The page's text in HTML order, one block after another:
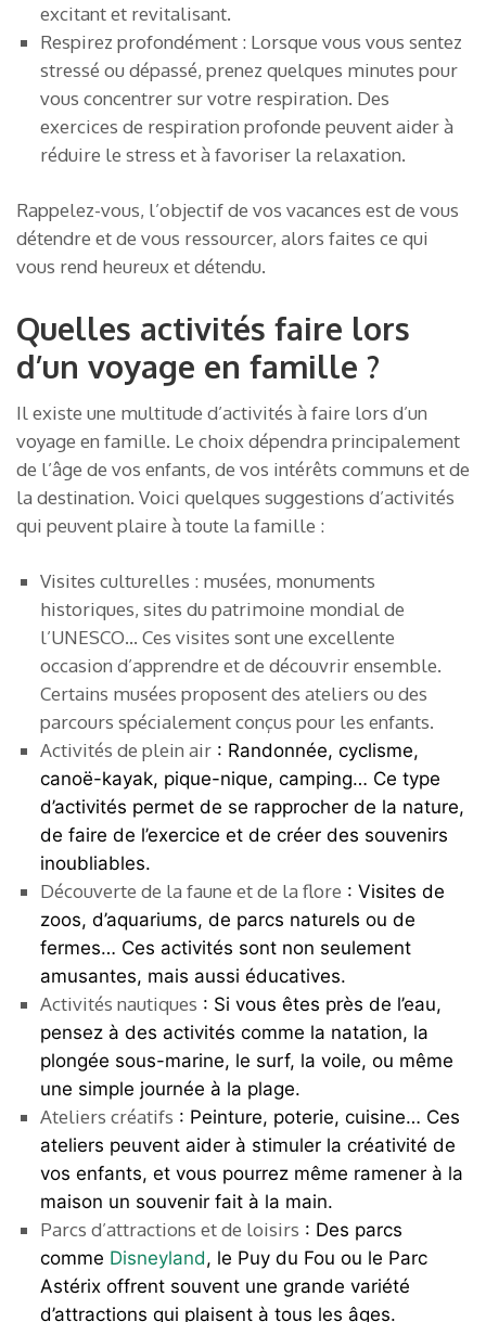
excitant et revitalisant.
Respirez profondément : Lorsque vous vous sentez
stressé ou dépassé, prenez quelques minutes pour
vous concentrer sur votre respiration. Des
exercices de respiration profonde peuvent aider à
réduire le stress et à favoriser la relaxation.
Rappelez-vous, l’objectif de vos vacances est de vous
détendre et de vous ressourcer, alors faites ce qui
vous rend heureux et détendu.
Quelles activités faire lors
d’un voyage en famille ?
Il existe une multitude d’activités à faire lors d’un
voyage en famille. Le choix dépendra principalement
de l’âge de vos enfants, de vos intérêts communs et de
la destination. Voici quelques suggestions d’activités
qui peuvent plaire à toute la famille :
Visites culturelles : musées, monuments
historiques, sites du patrimoine mondial de
l’UNESCO… Ces visites sont une excellente
occasion d’apprendre et de découvrir ensemble.
Certains musées proposent des ateliers ou des
parcours spécialement conçus pour les enfants.
Activités de plein air : Randonnée, cyclisme,
canoë-kayak, pique-nique, camping… Ce type
d’activités permet de se rapprocher de la nature,
de faire de l’exercice et de créer des souvenirs
inoubliables.
Découverte de la faune et de la flore : Visites de
zoos, d’aquariums, de parcs naturels ou de
fermes… Ces activités sont non seulement
amusantes, mais aussi éducatives.
Activités nautiques : Si vous êtes près de l’eau,
pensez à des activités comme la natation, la
plongée sous-marine, le surf, la voile, ou même
une simple journée à la plage.
Ateliers créatifs : Peinture, poterie, cuisine… Ces
ateliers peuvent aider à stimuler la créativité de
vos enfants, et vous pourrez même ramener à la
maison un souvenir fait à la main.
Parcs d’attractions et de loisirs : Des parcs
comme Disneyland, le Puy du Fou ou le Parc
Astérix offrent souvent une grande variété
d’attractions qui plaisent à tous les âges.